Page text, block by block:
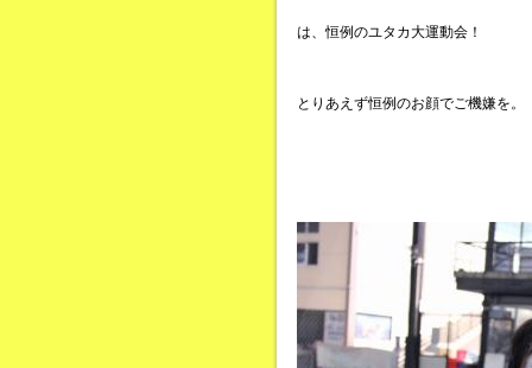
は、恒例のユタカ大運動会！
とりあえず恒例のお顔でご機嫌を。